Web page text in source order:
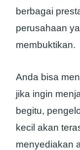
berbagai
perusahaan
membuktikan.
Anda bisa
jika ingin
begitu,
kecil akan
menyediakan